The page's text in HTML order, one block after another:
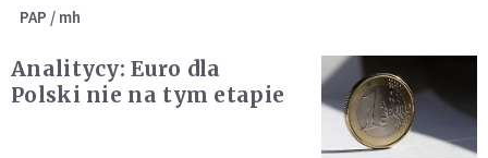
PAP / mh
Analitycy: Euro dla
Polski nie na tym etapie